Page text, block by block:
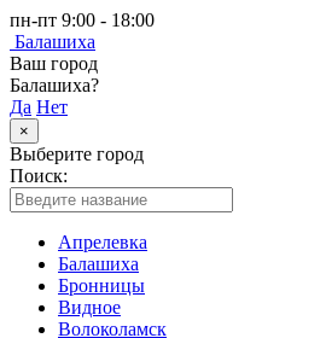
пн-пт 9:00 - 18:00
Балашиха
Ваш город
Балашиха?
Да Нет
×
Выберите город
Поиск:
Апрелевка
Балашиха
Бронницы
Видное
Волоколамск